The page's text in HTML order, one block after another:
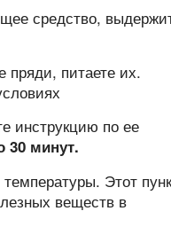
средство,
пряди, питаете их.
инструкцию по ее
30 минут.
Этот
веществ в